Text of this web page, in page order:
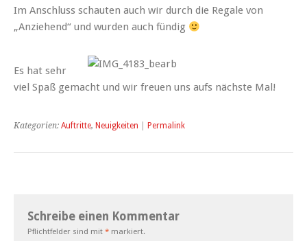
Im Anschluss schauten auch wir durch die Regale von
„Anziehend“ und wurden auch fündig
Es hat sehr
viel Spaß gemacht und wir freuen uns aufs nächste Mal!
Kategorien: Auftritte, Neuigkeiten Permalink
Schreibe einen Kommentar
Pflichtfelder sind mit * markiert.